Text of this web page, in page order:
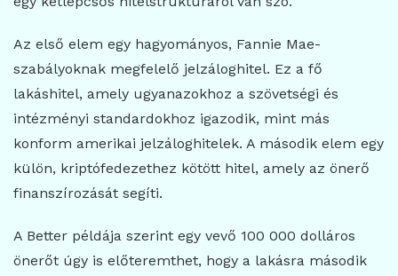
Az első elem egy hagyományos, Fannie Mae-
szabályoknak megfelelő jelzáloghitel. Ez a fő
lakáshitel, amely ugyanazokhoz a szövetségi és
intézményi standardokhoz igazodik, mint más
konform amerikai jelzáloghitelek. A második elem egy
külön, kriptófedezethez kötött hitel, amely az önerő
finanszírozását segíti.
A Better példája szerint egy vevő 100 000 dolláros
önerőt úgy is előteremthet, hogy a lakásra második